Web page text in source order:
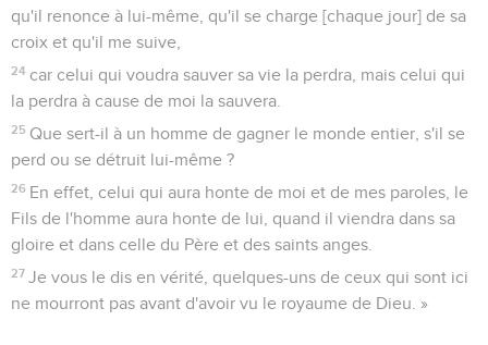
qu'il renonce à lui-même, qu'il se charge [chaque jour] de sa
croix et qu'il me suive,
24 car celui qui voudra sauver sa vie la perdra, mais celui qui
la perdra à cause de moi la sauvera.
25 Que sert-il à un homme de gagner le monde entier, s'il se
perd ou se détruit lui-même ?
26 En effet, celui qui aura honte de moi et de mes paroles, le
Fils de l'homme aura honte de lui, quand il viendra dans sa
gloire et dans celle du Père et des saints anges.
27 Je vous le dis en vérité, quelques-uns de ceux qui sont ici
ne mourront pas avant d'avoir vu le royaume de Dieu. »